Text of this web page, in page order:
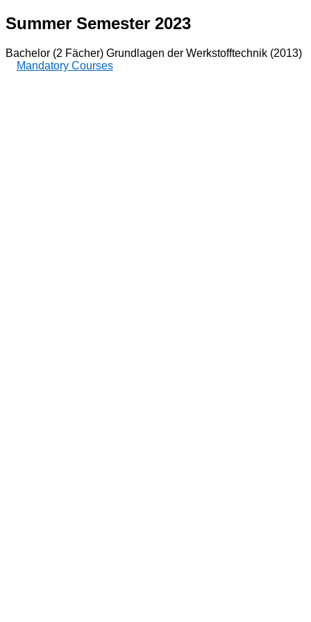
Summer Semester 2023
Bachelor (2 Fächer) Grundlagen der Werkstofftechnik (2013)
Mandatory Courses